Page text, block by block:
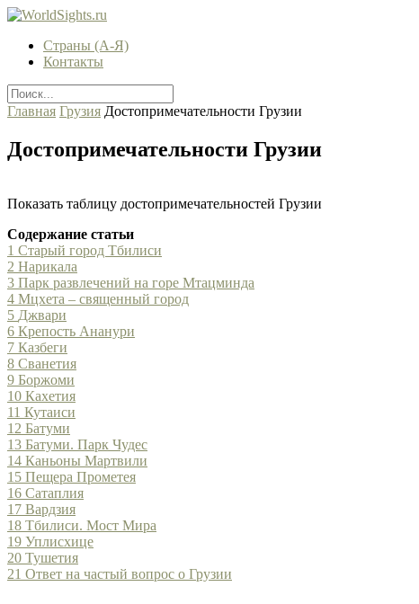
Страны (А-Я)
Контакты
Главная Грузия Достопримечательности Грузии
Достопримечательности Грузии
Показать таблицу достопримечательностей Грузии
Содержание статьи
1 Старый город Тбилиси
2 Нарикала
3 Парк развлечений на горе Мтацминда
4 Мцхета – священный город
5 Джвари
6 Крепость Ананури
7 Казбеги
8 Сванетия
9 Боржоми
10 Кахетия
11 Кутаиси
12 Батуми
13 Батуми. Парк Чудес
14 Каньоны Мартвили
15 Пещера Прометея
16 Сатаплия
17 Вардзия
18 Тбилиси. Мост Мира
19 Уплисхице
20 Тушетия
21 Ответ на частый вопрос о Грузии